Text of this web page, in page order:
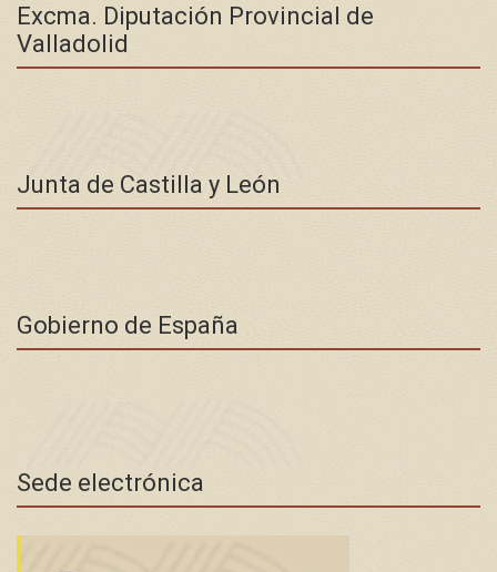
Excma. Diputación Provincial de
Valladolid
Junta de Castilla y León
Gobierno de España
Sede electrónica